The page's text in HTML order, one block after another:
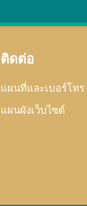
ติดต่อ
แผนที่และเบอร์โทร
แผนผังเว็บไซด์